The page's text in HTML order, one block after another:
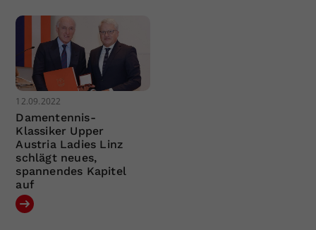
12.09.2022
Damentennis-
Klassiker Upper
Austria Ladies Linz
schlägt neues,
spannendes Kapitel
auf